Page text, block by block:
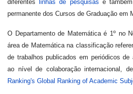
diferentes
linhas de pesquisas e
permanente dos Cursos de Graduação em
O Departamento de Matemática é 1º no
área de Matemática na classificação
de trabalhos publicados em periódicos
ao nível de colaboração internacional,
Ranking's Global Ranking of Academic